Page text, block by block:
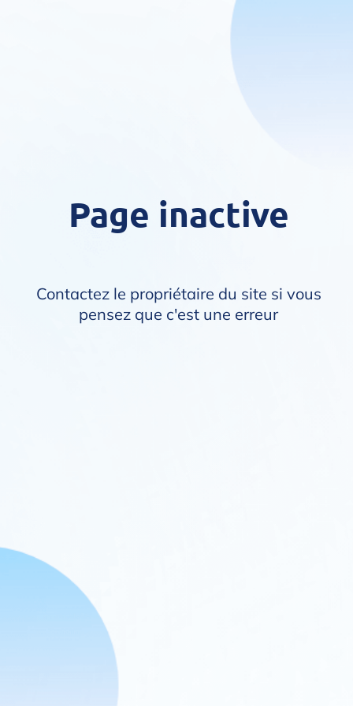
Page inactive
Contactez le propriétaire du site si vous
pensez que c'est une erreur